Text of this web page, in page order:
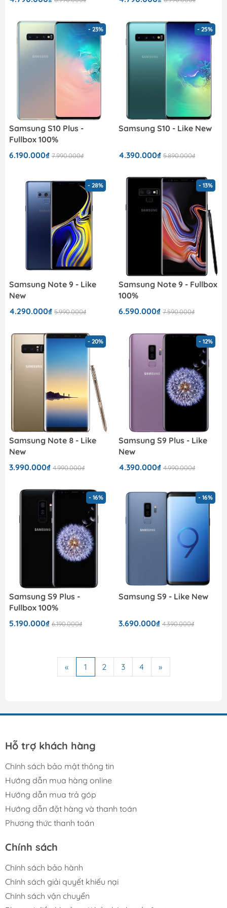
- 23%
Samsung S10 Plus -
Fullbox 100%
6.190.000₫ 7.990.000₫
- 25%
Samsung S10 - Like New
4.390.000₫ 5.890.000₫
- 28%
Samsung Note 9 - Like
New
4.290.000₫ 5.990.000₫
- 13%
Samsung Note 9 - Fullbox
100%
6.590.000₫ 7.590.000₫
- 20%
Samsung Note 8 - Like
New
3.990.000₫ 4.990.000₫
- 12%
Samsung S9 Plus - Like
New
4.390.000₫ 4.990.000₫
- 16%
Samsung S9 Plus -
Fullbox 100%
5.190.000₫ 6.190.000₫
- 16%
Samsung S9 - Like New
3.690.000₫ 4.390.000₫
« 1 2 3 4 »
Hỗ trợ khách hàng
Chính sách bảo mật thông tin
Hướng dẫn mua hàng online
Hướng dẫn mua trả góp
Hướng dẫn đặt hàng và thanh toán
Phương thức thanh toán
Chính sách
Chính sách bảo hành
Chính sách giải quyết khiếu nại
Chính sách vận chuyển